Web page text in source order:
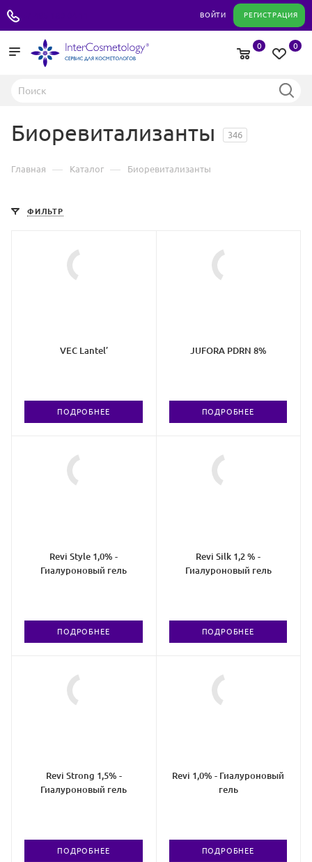
ВОЙТИ РЕГИСТРАЦИЯ
0
0
Биоревитализанты 346
Главная — Каталог — Биоревитализанты
ФИЛЬТР
VEC Lantel’
ПОДРОБНЕЕ
JUFORA PDRN 8%
ПОДРОБНЕЕ
Revi Style 1,0% -
Гиалуроновый гель
ПОДРОБНЕЕ
Revi Silk 1,2 % -
Гиалуроновый гель
ПОДРОБНЕЕ
Revi Strong 1,5% -
Гиалуроновый гель
ПОДРОБНЕЕ
Revi 1,0% - Гиалуроновый
гель
ПОДРОБНЕЕ